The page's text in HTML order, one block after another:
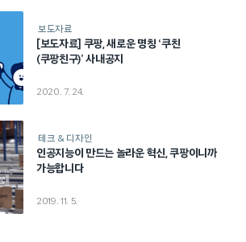
보도자료
[보도자료] 쿠팡, 새로운 명칭 ‘쿠친
(쿠팡친구)’ 사내공지
2020. 7. 24.
테크 & 디자인
인공지능이 만드는 놀라운 혁신, 쿠팡이니까
가능합니다
2019. 11. 5.